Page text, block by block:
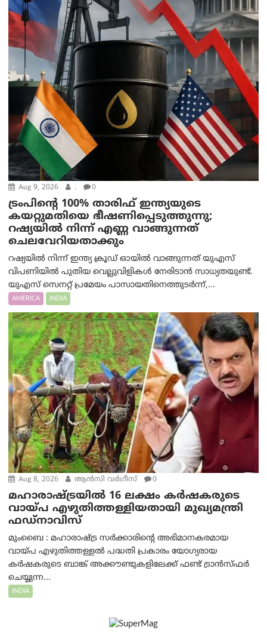
Aug 9, 2026 . 0
ട്രം‌പിന്റെ 100% താരിഫ് ഇന്ത്യയുടെ
കയറ്റുമതിയെ ഭീഷണിപ്പെടുത്തുന്നു;
റഷ്യയിൽ നിന്ന് എണ്ണ വാങ്ങുന്നത്
ചെലവേറിയതാക്കും
റഷ്യയിൽ നിന്ന് ഇന്ത്യ ക്രൂഡ് ഓയിൽ വാങ്ങുന്നത് യുഎസ്
വിപണിയിൽ പുതിയ വെല്ലുവിളികൾ നേരിടാൻ സാധ്യതയുണ്ട്.
യുഎസ് സെനറ്റ് പ്രമേയം പാസായതിനെത്തുടർന്ന്,...
AMERICA INDIA
Aug 8, 2026 ആന്‍സി വര്‍ഗീസ് 0
മഹാരാഷ്ട്രയിൽ 16 ലക്ഷം കർഷകരുടെ
വായ്പ എഴുതിത്തള്ളിയതായി മുഖ്യമന്ത്രി
ഫഡ്‌നാവിസ്
മുംബൈ : മഹാരാഷ്ട്ര സർക്കാരിന്റെ അഭിമാനകരമായ
വായ്പ എഴുതിത്തള്ളൽ പദ്ധതി പ്രകാരം യോഗ്യരായ
കർഷകരുടെ ബാങ്ക് അക്കൗണ്ടുകളിലേക്ക് ഫണ്ട് ട്രാൻസ്ഫർ
ചെയ്യുന്ന...
INDIA